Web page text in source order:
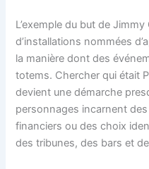
L’exemple du but de
d’installations nommées
la manière dont des
totems. Chercher qui était
devient une démarche
personnages incarnent
financiers ou des choix
des tribunes, des bars et